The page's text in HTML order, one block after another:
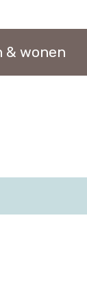
& wonen